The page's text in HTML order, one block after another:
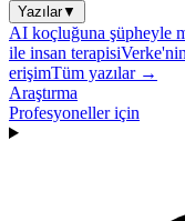
Yazılar▼
AI koçluğuna şüpheyle
ile insan terapisi
erişimTüm yazılar →
Araştırma
Profesyoneller için